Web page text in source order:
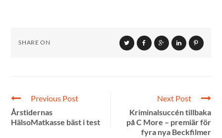
SHARE ON
Previous Post
Årstidernas
HälsoMatkasse bäst i test
Next Post
Kriminalsuccén tillbaka
på C More – premiär för
fyra nya Beckfilmer